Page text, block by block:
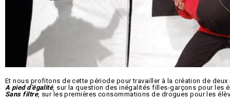
Et nous profitons de cette période pour travailler à la création de deux
A pied d’égalité, sur la question des inégalités filles-garçons pour les
Sans filtre, sur les premières consommations de drogues pour les